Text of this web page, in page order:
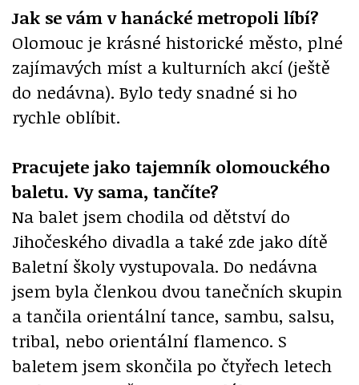
Jak se vám v hanácké metropoli líbí?
Olomouc je krásné historické město, plné
zajímavých míst a kulturních akcí (ještě
do nedávna). Bylo tedy snadné si ho
rychle oblíbit.
Pracujete jako tajemník olomouckého
baletu. Vy sama, tančíte?
Na balet jsem chodila od dětství do
Jihočeského divadla a také zde jako dítě
Baletní školy vystupovala. Do nedávna
jsem byla členkou dvou tanečních skupin
a tančila orientální tance, sambu, salsu,
tribal, nebo orientální flamenco. S
baletem jsem skončila po čtyřech letech